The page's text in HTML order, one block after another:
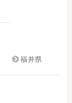
福井県